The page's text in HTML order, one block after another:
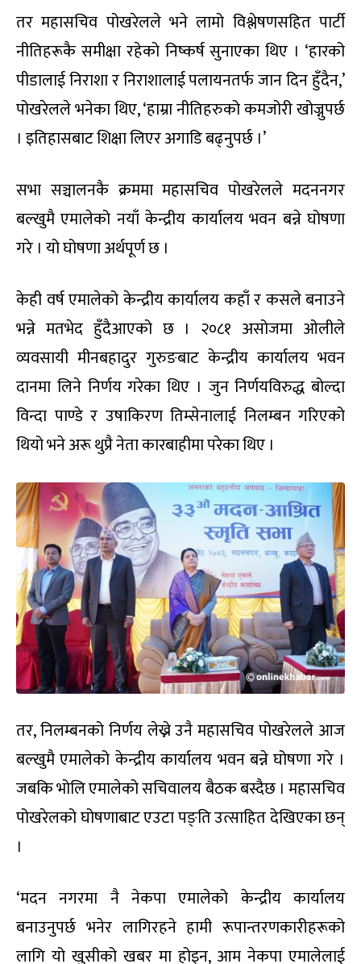
तर महासचिव पोखरेलले भने लामो विश्लेषणसहित पार्टी
नीतिहरूकै समीक्षा रहेको निष्कर्ष सुनाएका थिए । ‘हारको
पीडालाई निराशा र निराशालाई पलायनतर्फ जान दिन हुँदैन,’
पोखरेलले भनेका थिए, ‘हाम्रा नीतिहरुको कमजोरी खोज्नुपर्छ
। इतिहासबाट शिक्षा लिएर अगाडि बढ्नुपर्छ ।’
सभा सञ्चालनकै क्रममा महासचिव पोखरेलले मदननगर
बल्खुमै एमालेको नयाँ केन्द्रीय कार्यालय भवन बन्ने घोषणा
गरे । यो घोषणा अर्थपूर्ण छ ।
केही वर्ष एमालेको केन्द्रीय कार्यालय कहाँ र कसले बनाउने
भन्ने मतभेद हुँदैआएको छ । २०८१ असोजमा ओलीले
व्यवसायी मीनबहादुर गुरुङबाट केन्द्रीय कार्यालय भवन
दानमा लिने निर्णय गरेका थिए । जुन निर्णयविरुद्ध बोल्दा
विन्दा पाण्डे र उषाकिरण तिम्सेनालाई निलम्बन गरिएको
थियो भने अरू थुप्रै नेता कारबाहीमा परेका थिए ।
तर, निलम्बनको निर्णय लेख्ने उनै महासचिव पोखरेलले आज
बल्खुमै एमालेको केन्द्रीय कार्यालय भवन बन्ने घोषणा गरे ।
जबकि भोलि एमालेको सचिवालय बैठक बस्दैछ । महासचिव
पोखरेलको घोषणाबाट एउटा पङ्ति उत्साहित देखिएका छन्
।
‘मदन नगरमा नै नेकपा एमालेको केन्द्रीय कार्यालय
बनाउनुपर्छ भनेर लागिरहने हामी रूपान्तरणकारीहरूको
लागि यो खुसीको खबर मा होइन, आम नेकपा एमालेलाई